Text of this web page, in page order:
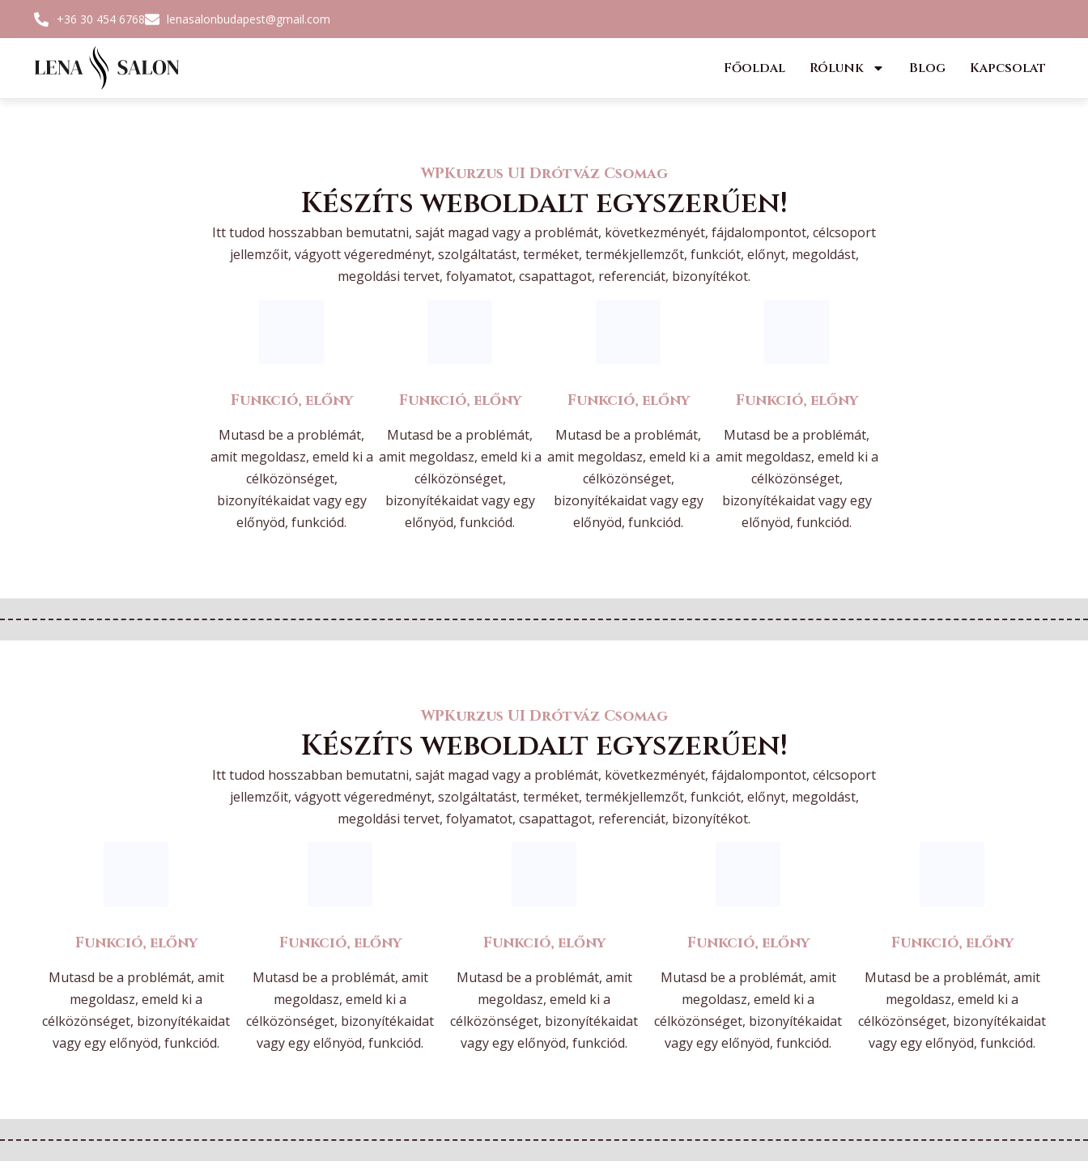
+36 30 454 6768 lenasalonbudapest@gmail.com
Főoldal Rólunk Blog Kapcsolat
WPKurzus UI Drótváz Csomag
Készíts weboldalt egyszerűen!
Itt tudod hosszabban bemutatni, saját magad vagy a problémát, következményét, fájdalompontot, célcsoport
jellemzőit, vágyott végeredményt, szolgáltatást, terméket, termékjellemzőt, funkciót, előnyt, megoldást,
megoldási tervet, folyamatot, csapattagot, referenciát, bizonyítékot.
Funkció, előny
Mutasd be a problémát,
amit megoldasz, emeld ki a
célközönséget,
bizonyítékaidat vagy egy
előnyöd, funkciód.
Funkció, előny
Mutasd be a problémát,
amit megoldasz, emeld ki a
célközönséget,
bizonyítékaidat vagy egy
előnyöd, funkciód.
Funkció, előny
Mutasd be a problémát,
amit megoldasz, emeld ki a
célközönséget,
bizonyítékaidat vagy egy
előnyöd, funkciód.
Funkció, előny
Mutasd be a problémát,
amit megoldasz, emeld ki a
célközönséget,
bizonyítékaidat vagy egy
előnyöd, funkciód.
WPKurzus UI Drótváz Csomag
Készíts weboldalt egyszerűen!
Itt tudod hosszabban bemutatni, saját magad vagy a problémát, következményét, fájdalompontot, célcsoport
jellemzőit, vágyott végeredményt, szolgáltatást, terméket, termékjellemzőt, funkciót, előnyt, megoldást,
megoldási tervet, folyamatot, csapattagot, referenciát, bizonyítékot.
Funkció, előny
Mutasd be a problémát, amit
megoldasz, emeld ki a
célközönséget, bizonyítékaidat
vagy egy előnyöd, funkciód.
Funkció, előny
Mutasd be a problémát, amit
megoldasz, emeld ki a
célközönséget, bizonyítékaidat
vagy egy előnyöd, funkciód.
Funkció, előny
Mutasd be a problémát, amit
megoldasz, emeld ki a
célközönséget, bizonyítékaidat
vagy egy előnyöd, funkciód.
Funkció, előny
Mutasd be a problémát, amit
megoldasz, emeld ki a
célközönséget, bizonyítékaidat
vagy egy előnyöd, funkciód.
Funkció, előny
Mutasd be a problémát, amit
megoldasz, emeld ki a
célközönséget, bizonyítékaidat
vagy egy előnyöd, funkciód.